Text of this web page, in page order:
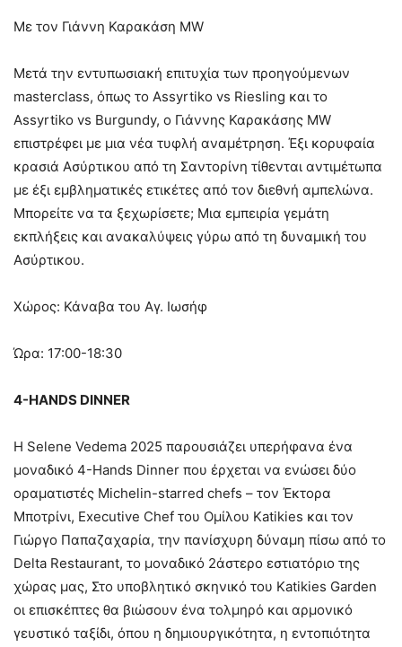
Με τον Γιάννη Καρακάση MW
Μετά την εντυπωσιακή επιτυχία των προηγούμενων
masterclass, όπως το Assyrtiko vs Riesling και το
Assyrtiko vs Burgundy, ο Γιάννης Καρακάσης MW
επιστρέφει με μια νέα τυφλή αναμέτρηση. Έξι κορυφαία
κρασιά Ασύρτικου από τη Σαντορίνη τίθενται αντιμέτωπα
με έξι εμβληματικές ετικέτες από τον διεθνή αμπελώνα.
Μπορείτε να τα ξεχωρίσετε; Μια εμπειρία γεμάτη
εκπλήξεις και ανακαλύψεις γύρω από τη δυναμική του
Ασύρτικου.
Χώρος: Κάναβα του Αγ. Ιωσήφ
Ώρα: 17:00-18:30
4-HANDS DINNER
Η Selene Vedema 2025 παρουσιάζει υπερήφανα ένα
μοναδικό 4-Hands Dinner που έρχεται να ενώσει δύο
οραματιστές Michelin-starred chefs – τον Έκτορα
Μποτρίνι, Executive Chef του Ομίλου Katikies και τον
Γιώργο Παπαζαχαρία, την πανίσχυρη δύναμη πίσω από το
Delta Restaurant, το μοναδικό 2άστερο εστιατόριο της
χώρας μας, Στο υποβλητικό σκηνικό του Katikies Garden
οι επισκέπτες θα βιώσουν ένα τολμηρό και αρμονικό
γευστικό ταξίδι, όπου η δημιουργικότητα, η εντοπιότητα